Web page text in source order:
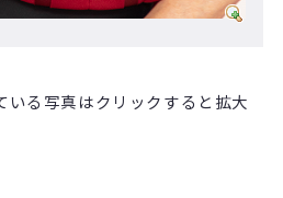
いる写真はクリックすると拡大